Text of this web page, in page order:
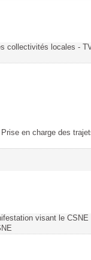
collectivités locales -
en charge des
visant le CSNE